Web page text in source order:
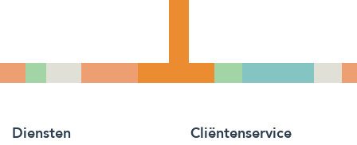
Diensten Cliëntenservice